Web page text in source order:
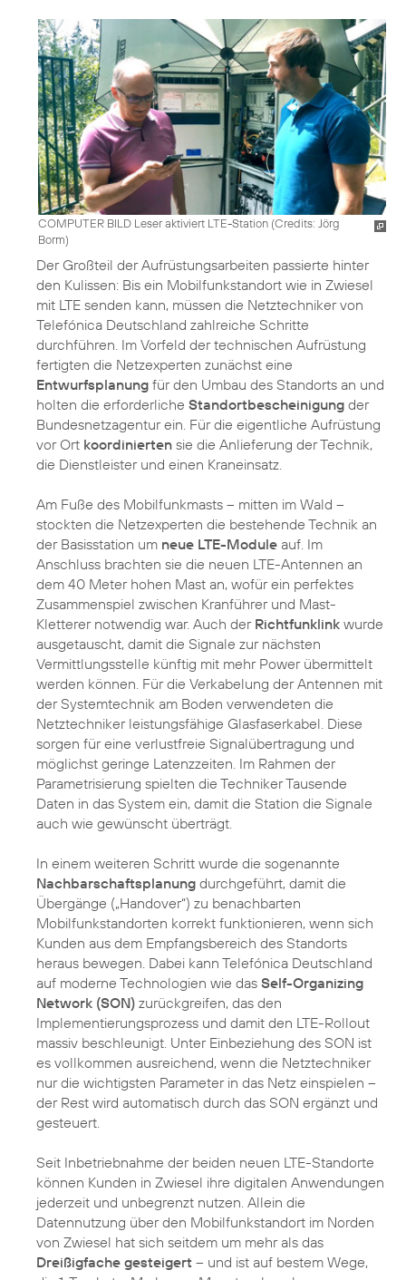
COMPUTER BILD Leser aktiviert LTE-Station (Credits: Jörg
Borm)
Der Großteil der Aufrüstungsarbeiten passierte hinter
den Kulissen: Bis ein Mobilfunkstandort wie in Zwiesel
mit LTE senden kann, müssen die Netztechniker von
Telefónica Deutschland zahlreiche Schritte
durchführen. Im Vorfeld der technischen Aufrüstung
fertigten die Netzexperten zunächst eine
Entwurfsplanung für den Umbau des Standorts an und
holten die erforderliche Standortbescheinigung der
Bundesnetzagentur ein. Für die eigentliche Aufrüstung
vor Ort koordinierten sie die Anlieferung der Technik,
die Dienstleister und einen Kraneinsatz.
Am Fuße des Mobilfunkmasts – mitten im Wald –
stockten die Netzexperten die bestehende Technik an
der Basisstation um neue LTE-Module auf. Im
Anschluss brachten sie die neuen LTE-Antennen an
dem 40 Meter hohen Mast an, wofür ein perfektes
Zusammenspiel zwischen Kranführer und Mast-
Kletterer notwendig war. Auch der Richtfunklink wurde
ausgetauscht, damit die Signale zur nächsten
Vermittlungsstelle künftig mit mehr Power übermittelt
werden können. Für die Verkabelung der Antennen mit
der Systemtechnik am Boden verwendeten die
Netztechniker leistungsfähige Glasfaserkabel. Diese
sorgen für eine verlustfreie Signalübertragung und
möglichst geringe Latenzzeiten. Im Rahmen der
Parametrisierung spielten die Techniker Tausende
Daten in das System ein, damit die Station die Signale
auch wie gewünscht überträgt.
In einem weiteren Schritt wurde die sogenannte
Nachbarschaftsplanung durchgeführt, damit die
Übergänge („Handover“) zu benachbarten
Mobilfunkstandorten korrekt funktionieren, wenn sich
Kunden aus dem Empfangsbereich des Standorts
heraus bewegen. Dabei kann Telefónica Deutschland
auf moderne Technologien wie das Self-Organizing
Network (SON) zurückgreifen, das den
Implementierungsprozess und damit den LTE-Rollout
massiv beschleunigt. Unter Einbeziehung des SON ist
es vollkommen ausreichend, wenn die Netztechniker
nur die wichtigsten Parameter in das Netz einspielen –
der Rest wird automatisch durch das SON ergänzt und
gesteuert.
Seit Inbetriebnahme der beiden neuen LTE-Standorte
können Kunden in Zwiesel ihre digitalen Anwendungen
jederzeit und unbegrenzt nutzen. Allein die
Datennutzung über den Mobilfunkstandort im Norden
von Zwiesel hat sich seitdem um mehr als das
Dreißigfache gesteigert – und ist auf bestem Wege,